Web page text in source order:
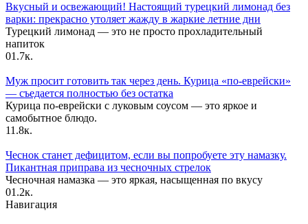
Вкусный и освежающий! Настоящий турецкий лимонад без
варки: прекрасно утоляет жажду в жаркие летние дни
Турецкий лимонад — это не просто прохладительный
напиток
01.7к.
Муж просит готовить так через день. Курица «по-еврейски»
— съедается полностью без остатка
Курица по-еврейски с луковым соусом — это яркое и
самобытное блюдо.
11.8к.
Чеснок станет дефицитом, если вы попробуете эту намазку.
Пикантная приправа из чесночных стрелок
Чесночная намазка — это яркая, насыщенная по вкусу
01.2к.
Навигация